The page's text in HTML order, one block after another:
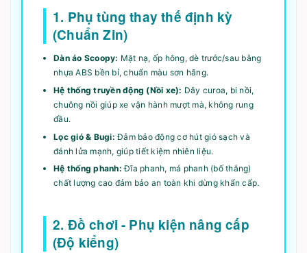
1. Phụ tùng thay thế định kỳ
(Chuẩn Zin)
Dàn áo Scoopy: Mặt nạ, ốp hông, dè trước/sau bằng
nhựa ABS bền bỉ, chuẩn màu sơn hãng.
Hệ thống truyền động (Nồi xe): Dây curoa, bi nồi,
chuông nồi giúp xe vận hành mượt mà, không rung
đầu.
Lọc gió & Bugi: Đảm bảo động cơ hút gió sạch và
đánh lửa mạnh, giúp tiết kiệm nhiên liệu.
Hệ thống phanh: Đĩa phanh, má phanh (bố thắng)
chất lượng cao đảm bảo an toàn khi dừng khẩn cấp.
2. Đồ chơi - Phụ kiện nâng cấp
(Độ kiểng)